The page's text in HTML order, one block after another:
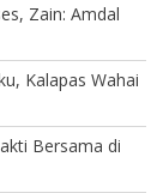
Zain: Amdal
Kalapas Wahai
Bersama di